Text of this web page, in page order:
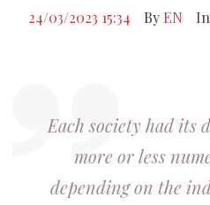
24/03/2023 15:34 By EN In
Each society had its
more or less
depending on the